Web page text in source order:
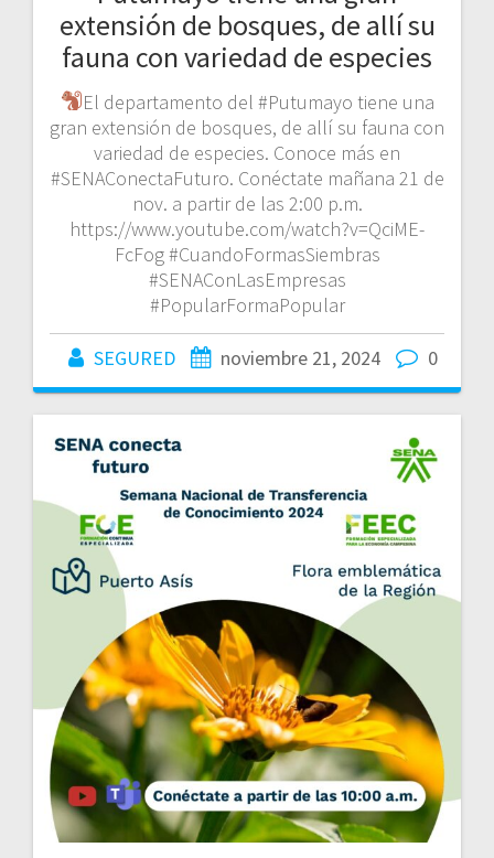
extensión de bosques, de allí su
fauna con variedad de especies
El departamento del #Putumayo tiene una
gran extensión de bosques, de allí su fauna con
variedad de especies. Conoce más en
#SENAConectaFuturo. Conéctate mañana 21 de
nov. a partir de las 2:00 p.m.
https://www.youtube.com/watch?v=QciME-
FcFog #CuandoFormasSiembras
#SENAConLasEmpresas
#PopularFormaPopular
SEGURED noviembre 21, 2024 0